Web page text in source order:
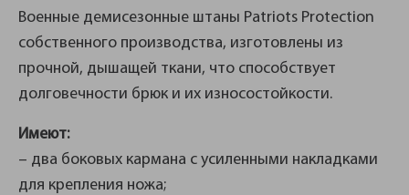
Военные демисезонные штаны Patriots Protection
собственного производства, изготовлены из
прочной, дышащей ткани, что способствует
долговечности брюк и их износостойкости.
Имеют:
– два боковых кармана с усиленными накладками
для крепления ножа;